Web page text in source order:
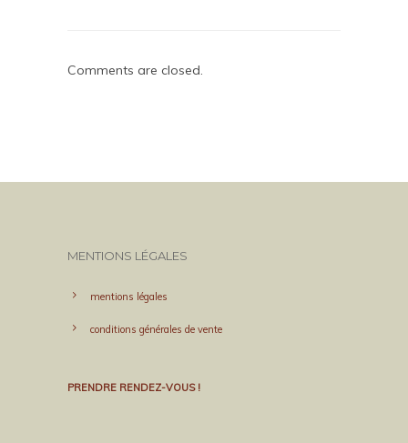
Comments are closed.
MENTIONS LÉGALES
mentions légales
conditions générales de vente
PRENDRE RENDEZ-VOUS !